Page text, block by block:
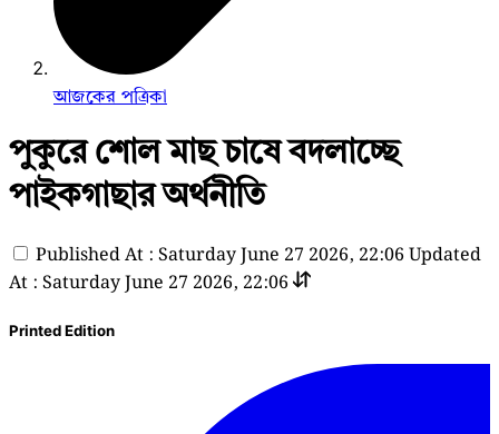
আজকের পত্রিকা
পুকুরে শোল মাছ চাষে বদলাচ্ছে
পাইকগাছার অর্থনীতি
Published At : Saturday June 27 2026, 22:06 Updated
At : Saturday June 27 2026, 22:06
Printed Edition